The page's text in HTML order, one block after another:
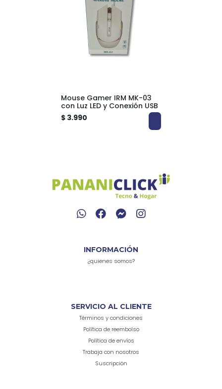
Mouse Gamer IRM MK-03
con Luz LED y Conexión USB
$ 3.990
INFORMACIÓN
¿quienes somos?
SERVICIO AL CLIENTE
Términos y condiciones
Política de reembolso
Política de envíos
Trabaja con nosotros
Suscripción